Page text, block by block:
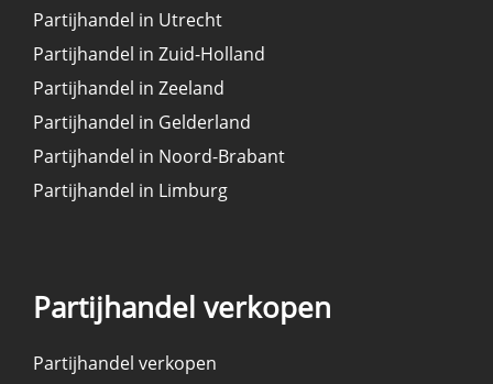
Partijhandel in Utrecht
Partijhandel in Zuid-Holland
Partijhandel in Zeeland
Partijhandel in Gelderland
Partijhandel in Noord-Brabant
Partijhandel in Limburg
Partijhandel verkopen
Partijhandel verkopen